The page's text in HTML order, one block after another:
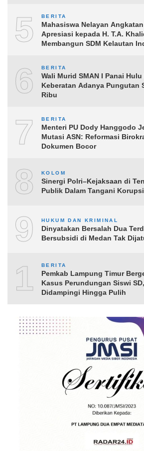
5 BERITA
Mahasiswa Nelayan
Apresiasi kepada H. T.A.
Membangun SDM Kelautan
6 BERITA
Wali Murid SMAN I Panai
Keberatan Adanya Pungutan
Ribu
7 BERITA
Menteri PU Dody Hanggodo
Mutasi ASN: Reformasi
Dokumen Bocor
8 KOLOM
Sinergi Polri–Kejaksaan di
Publik Dalam Tangani
9 HUKUM DAN KRIMINAL
Dinyatakan Bersalah Dua
Bersubsidi di Medan Tak
10BERITA
Pemkab Lampung Timur
Kasus Perundungan Siswi
Didampingi Hingga Pulih